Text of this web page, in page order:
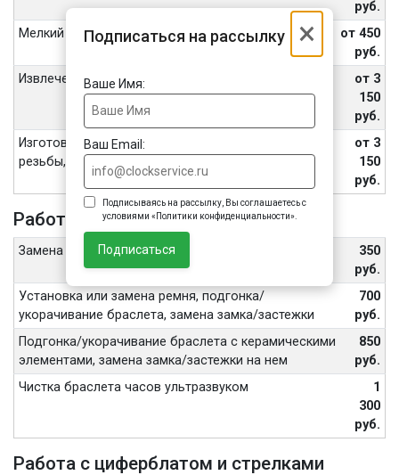
×
Подписаться на рассылку
Ваше Имя:
Ваш Email:
Подписываясь на рассылку, Вы соглашаетесь с
условиями «Политики конфиденциальности».
Подписаться
руб.
Мелкий ремонт
от 450
руб.
Извлечение обломанных винтов, шпилек
от 3
150
руб.
Изготовление винтов, футора, восстановление
резьбы, внутренних частей переводной головы
от 3
150
руб.
Работа с ремешком или браслетом
Замена шпильки или штифта браслета
350
руб.
Установка или замена ремня, подгонка/
укорачивание браслета, замена замка/застежки
700
руб.
Подгонка/укорачивание браслета с керамическими
элементами, замена замка/застежки на нем
850
руб.
Чистка браслета часов ультразвуком
1
300
руб.
Работа с циферблатом и стрелками